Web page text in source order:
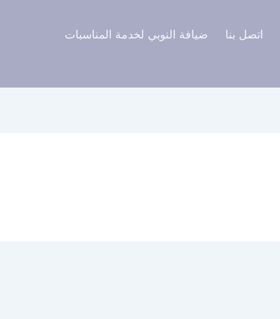
اتصل بنا ضيافة النوبي لخدمة المناسبات